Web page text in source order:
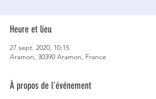
Heure et lieu
27 sept. 2020, 10:15
Aramon, 30390 Aramon, France
À propos de l'événement